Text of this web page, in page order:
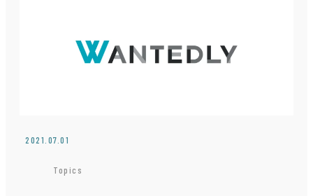
2021.07.01
Topics